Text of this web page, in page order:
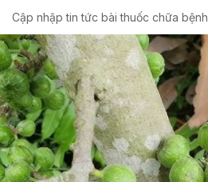
Cập nhập tin tức bài thuốc chữa bệnh